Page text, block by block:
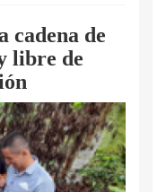
cadena de
libre de